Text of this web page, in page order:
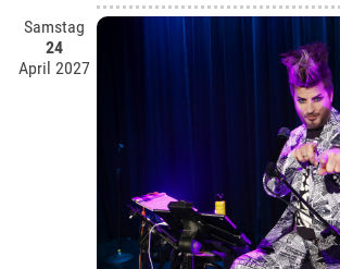
Samstag
24
April 2027